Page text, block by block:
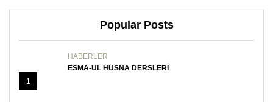
Popular Posts
1
HABERLER
ESMA-UL HÜSNA DERSLERI